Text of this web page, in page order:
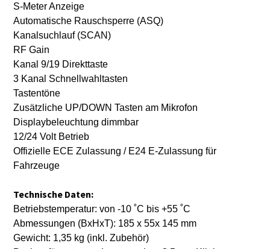
S-Meter Anzeige
Automatische Rauschsperre (ASQ)
Kanalsuchlauf (SCAN)
RF Gain
Kanal 9/19 Direkttaste
3 Kanal Schnellwahltasten
Tastentöne
Zusätzliche UP/DOWN Tasten am Mikrofon
Displaybeleuchtung dimmbar
12/24 Volt Betrieb
Offizielle ECE Zulassung / E24 E-Zulassung für
Fahrzeuge
Technische Daten:
Betriebstemperatur: von -10 ˚C bis +55 ˚C
Abmessungen (BxHxT): 185 x 55x 145 mm
Gewicht: 1,35 kg (inkl. Zubehör)